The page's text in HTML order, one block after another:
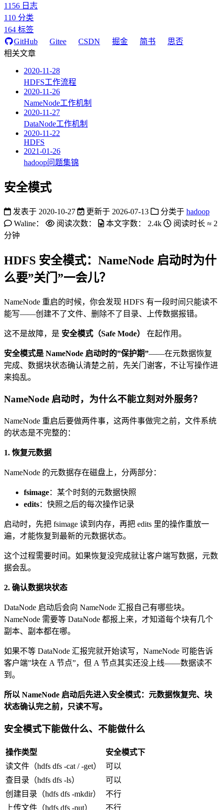
1156 日志
110 分类
164 标签
GitHub
Gitee CSDN 掘金 简书
思否
相关文章
2020-11-28
HDFS工作流程
2020-11-26
NameNode工作机制
2020-11-27
DataNode工作机制
2020-11-22
HDFS
2021-01-26
hadoop问题集锦
安全模式
发表于 2020-10-27 更新于 2026-07-13 分类于 hadoop
Waline：
阅读次数： 本文字数： 2.4k 阅读时长 ≈ 2
分钟
HDFS 安全模式：NameNode 启动时为什
么要”关门”一会儿？
NameNode 重启的时候，你会发现 HDFS 有一段时间只能读不
能写——创建不了文件、删除不了目录、上传数据报错。
这不是故障，是 安全模式（Safe Mode） 在起作用。
安全模式是 NameNode 启动时的”保护期”——在元数据恢复
完成、数据块状态确认清楚之前，先关门谢客，不让写操作进
来捣乱。
NameNode 启动时，为什么不能立刻对外服务？
NameNode 重启后要做两件事，这两件事做完之前，文件系统
的状态是不完整的：
1. 恢复元数据
NameNode 的元数据存在磁盘上，分两部分：
fsimage：某个时刻的元数据快照
edits：快照之后的每次操作记录
启动时，先把 fsimage 读到内存，再把 edits 里的操作重放一
遍，才能恢复到最新的元数据状态。
这个过程需要时间。如果恢复没完成就让客户端写数据，元数
据会乱。
2. 确认数据块状态
DataNode 启动后会向 NameNode 汇报自己有哪些块。
NameNode 需要等 DataNode 都报上来，才知道每个块有几个
副本、副本都在哪。
如果不等 DataNode 汇报完就开始读写，NameNode 可能告诉
客户端”块在 A 节点”，但 A 节点其实还没上线——数据读不
到。
所以 NameNode 启动后先进入安全模式：元数据恢复完、块
状态确认完之前，只读不写。
安全模式下能做什么、不能做什么
操作类型
安全模式下
读文件（hdfs dfs -cat / -get）
可以
查目录（hdfs dfs -ls）
可以
创建目录（hdfs dfs -mkdir）
不行
上传文件（hdfs dfs -put）
不行